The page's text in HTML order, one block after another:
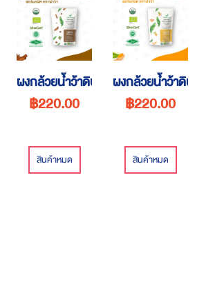
อร์แกนิค
ผงกล้วยน้ำว้าดิบผสมอบเชยออร์แกนิค
฿220.00
สินค้าหมด
ผงกล้วยน้ำว้าดิบ
฿220.00
สินค้าหมด